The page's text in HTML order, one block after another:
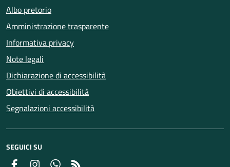
Albo pretorio
Amministrazione trasparente
Informativa privacy
Note legali
Dichiarazione di accessibilità
Obiettivi di accessibilità
Segnalazioni accessibilità
SEGUICI SU
FacebookInstagramWhatsapp